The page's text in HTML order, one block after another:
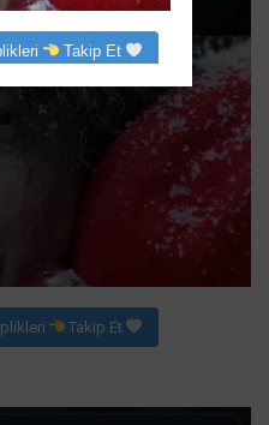
Takip Et
Takip Et